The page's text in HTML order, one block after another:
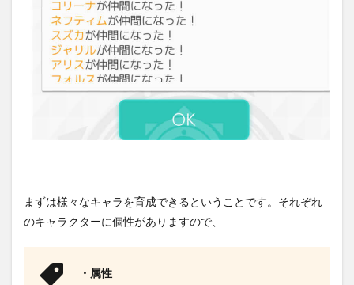
まずは様々なキャラを育成できるということです。それぞれ
のキャラクターに個性がありますので、
・属性